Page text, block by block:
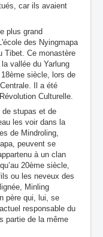
car ils avaient
plus grand
des Nyingmapa
Tibet. Ce monastère
vallée du Yarlung
siècle, lors de
Il a été
Culturelle.
de stupas et de
les voir dans la
de Mindroling,
peuvent se
à un clan
20ème siècle,
ou les neveux des
Minling
père qui, lui, se
responsable du
partie de la même